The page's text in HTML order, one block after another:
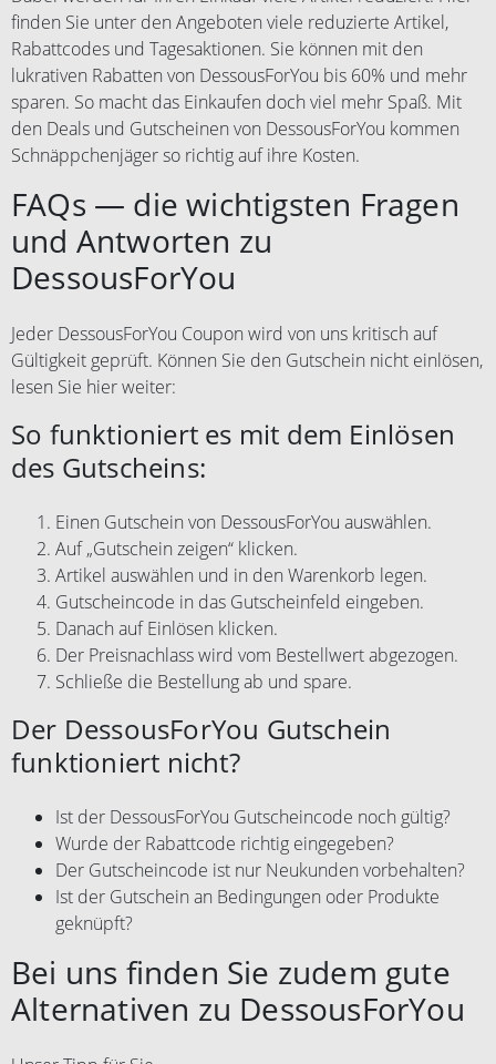
finden Sie unter den Angeboten viele reduzierte Artikel,
Rabattcodes und Tagesaktionen. Sie können mit den
lukrativen Rabatten von DessousForYou bis 60% und mehr
sparen. So macht das Einkaufen doch viel mehr Spaß. Mit
den Deals und Gutscheinen von DessousForYou kommen
Schnäppchenjäger so richtig auf ihre Kosten.
FAQs — die wichtigsten Fragen
und Antworten zu
DessousForYou
Jeder DessousForYou Coupon wird von uns kritisch auf
Gültigkeit geprüft. Können Sie den Gutschein nicht einlösen,
lesen Sie hier weiter:
So funktioniert es mit dem Einlösen
des Gutscheins:
Einen Gutschein von DessousForYou auswählen.
Auf „Gutschein zeigen“ klicken.
Artikel auswählen und in den Warenkorb legen.
Gutscheincode in das Gutscheinfeld eingeben.
Danach auf Einlösen klicken.
Der Preisnachlass wird vom Bestellwert abgezogen.
Schließe die Bestellung ab und spare.
Der DessousForYou Gutschein
funktioniert nicht?
Ist der DessousForYou Gutscheincode noch gültig?
Wurde der Rabattcode richtig eingegeben?
Der Gutscheincode ist nur Neukunden vorbehalten?
Ist der Gutschein an Bedingungen oder Produkte
geknüpft?
Bei uns finden Sie zudem gute
Alternativen zu DessousForYou